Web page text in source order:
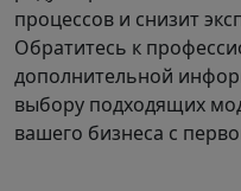
процессов и снизит
Обратитесь к
дополнительной
выбору подходящих
вашего бизнеса с